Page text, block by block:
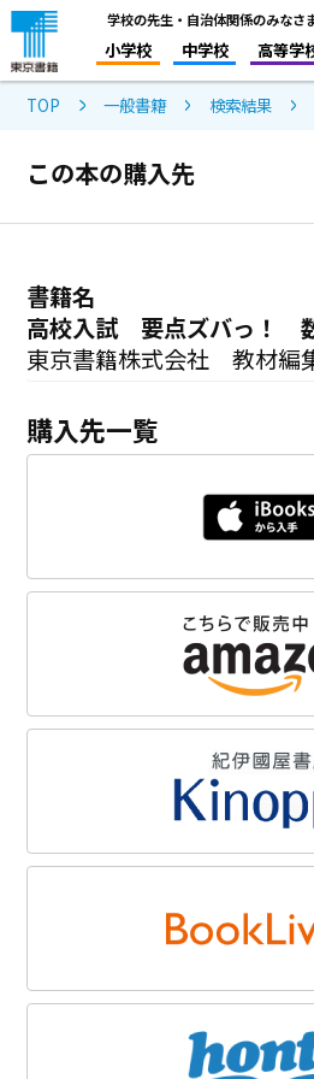
学校の先生・自治体関係のみなさ
小学校 中学校 高等学
TOP 一般書籍 検索結果
この本の購入先
書籍名
高校入試 要点ズバっ！
東京書籍株式会社 教材編
購入先一覧